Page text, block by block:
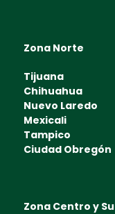
Zona Norte
Tijuana
Chihuahua
Nuevo Laredo
Mexicali
Tampico
Ciudad Obregón
Zona Centro y